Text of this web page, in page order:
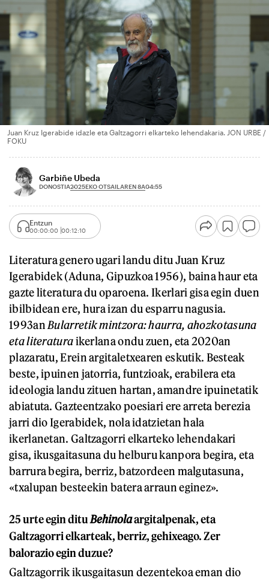
Juan Kruz Igerabide idazle eta Galtzagorri elkarteko lehendakaria. JON URBE /
FOKU
Garbiñe Ubeda
DONOSTIA2025EKO OTSAILAREN 8A04:55
Entzun
00:00:00 00:12:10
Literatura genero ugari landu ditu Juan Kruz
Igerabidek (Aduna, Gipuzkoa 1956), baina haur eta
gazte literatura du oparoena. Ikerlari gisa egin duen
ibilbidean ere, hura izan du esparru nagusia.
1993an Bularretik mintzora: haurra, ahozkotasuna
eta literaturaikerlana ondu zuen, eta 2020an
plazaratu, Erein argitaletxearen eskutik. Besteak
beste, ipuinen jatorria, funtzioak, erabilera eta
ideologia landu zituen hartan, amandre ipuinetatik
abiatuta. Gazteentzako poesiari ere arreta berezia
jarri dio Igerabidek, nola idatzietan hala
ikerlanetan. Galtzagorri elkarteko lehendakari
gisa, ikusgaitasuna du helburu kanpora begira, eta
barrura begira, berriz, batzordeen malgutasuna,
«txalupan besteekin batera arraun eginez».
25 urte egin dituBehinolaargitalpenak, eta
Galtzagorri elkarteak, berriz, gehixeago. Zer
balorazio egin duzue?
Galtzagorrik ikusgaitasun dezentekoa eman dio